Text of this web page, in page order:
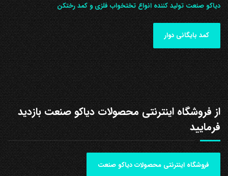
دیاکو صنعت تولید کننده انواع تختخواب فلزی و کمد رختکن
کمد بایگانی دوار
از فروشگاه اینترنتی محصولات دیاکو صنعت بازدید
فرمایید
فروشگاه اینترنتی محصولات دیاکو صنعت